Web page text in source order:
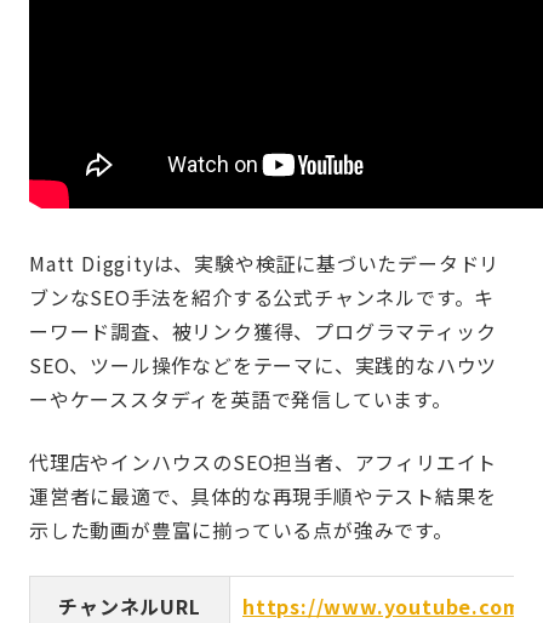
Matt Diggityは、実験や検証に基づいたデータドリ
ブンなSEO手法を紹介する公式チャンネルです。キ
ーワード調査、被リンク獲得、プログラマティック
SEO、ツール操作などをテーマに、実践的なハウツ
ーやケーススタディを英語で発信しています。
代理店やインハウスのSEO担当者、アフィリエイト
運営者に最適で、具体的な再現手順やテスト結果を
示した動画が豊富に揃っている点が強みです。
チャンネルURL https://www.youtube.com/